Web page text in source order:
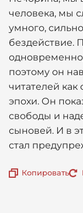
человека, мы
умного,
бездействие.
поэтому он
читателей
эпохи. Он
свободы и
сыновей. И в
стал
Копировать